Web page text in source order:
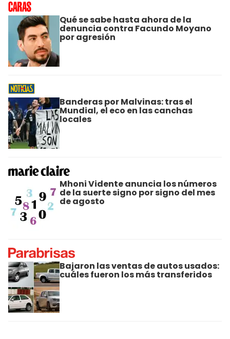
Qué se sabe hasta ahora de la
denuncia contra Facundo Moyano
por agresión
Banderas por Malvinas: tras el
Mundial, el eco en las canchas
locales
Mhoni Vidente anuncia los números
de la suerte signo por signo del mes
de agosto
Bajaron las ventas de autos usados:
cuáles fueron los más transferidos